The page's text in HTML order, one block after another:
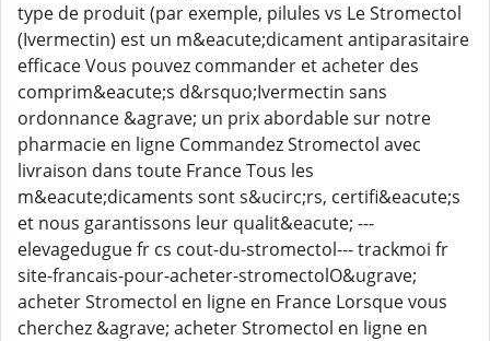
type de produit (par exemple, pilules vs Le Stromectol
(Ivermectin) est un m&eacute;dicament antiparasitaire
efficace Vous pouvez commander et acheter des
comprim&eacute;s d&rsquo;Ivermectin sans
ordonnance &agrave; un prix abordable sur notre
pharmacie en ligne Commandez Stromectol avec
livraison dans toute France Tous les
m&eacute;dicaments sont s&ucirc;rs, certifi&eacute;s
et nous garantissons leur qualit&eacute; ---
elevagedugue fr cs cout-du-stromectol--- trackmoi fr
site-francais-pour-acheter-stromectolO&ugrave;
acheter Stromectol en ligne en France Lorsque vous
cherchez &agrave; acheter Stromectol en ligne en